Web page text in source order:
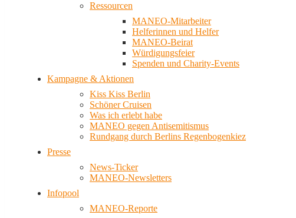
Ressourcen
MANEO-Mitarbeiter
Helferinnen und Helfer
MANEO-Beirat
Würdigungsfeier
Spenden und Charity-Events
Kampagne & Aktionen
Kiss Kiss Berlin
Schöner Cruisen
Was ich erlebt habe
MANEO gegen Antisemitismus
Rundgang durch Berlins Regenbogenkiez
Presse
News-Ticker
MANEO-Newsletters
Infopool
MANEO-Reporte